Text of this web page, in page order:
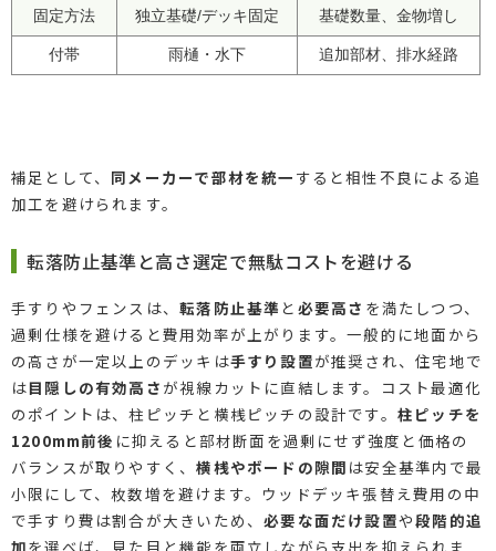
固定方法 独立基礎/デッキ固定 基礎数量、金物増し
付帯 雨樋・水下 追加部材、排水経路
補足として、 同メーカーで部材を統一 すると相性不良による追
加工を避けられます。
転落防止基準と高さ選定で無駄コストを避ける
手すりやフェンスは、転落防止基準 と 必要高さ を満たしつつ、
過剰仕様を避けると費用効率が上がります。一般的に地面から
の高さが一定以上のデッキは手すり設置が推奨され、住宅地で
は目隠しの有効高さ が視線カットに直結します。コスト最適化
のポイントは、柱ピッチと横桟ピッチの設計です。 柱ピッチを
1200mm前後 に抑えると部材断面を過剰にせず強度と価格の
バランスが取りやすく、横桟やボードの隙間 は安全基準内で最
小限にして、枚数増を避けます。ウッドデッキ張替え費用の中
で手すり費は割合が大きいため、必要な面だけ設置や段階的追
加を選べば、見た目と機能を両立しながら支出を抑えられま